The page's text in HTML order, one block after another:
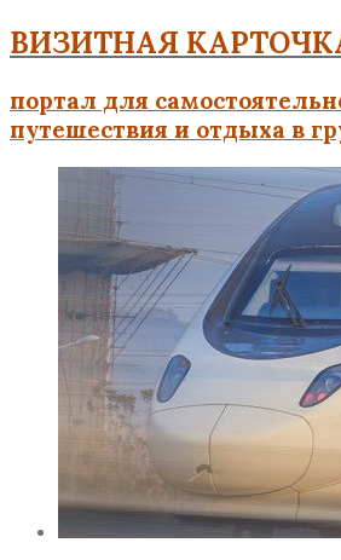
ВИЗИТНАЯ
портал для
путешествия и отдыха в